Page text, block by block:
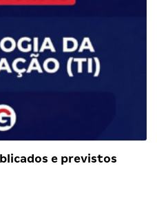
e previstos